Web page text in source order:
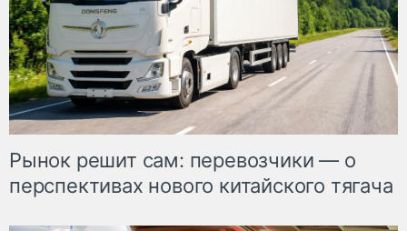
Рынок решит сам: перевозчики — о
перспективах нового китайского тягача